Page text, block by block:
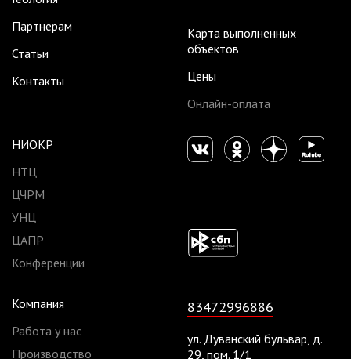
Партнерам
Статьи
Контакты
Карта выполненных
объектов
Цены
Онлайн-оплата
НИОКР
НТЦ
ЦЧРМ
УНЦ
ЦАПР
Конференции
Компания
Работа у нас
Производство
83472996886
ул. Дуванский бульвар, д.
29, пом. 1/1